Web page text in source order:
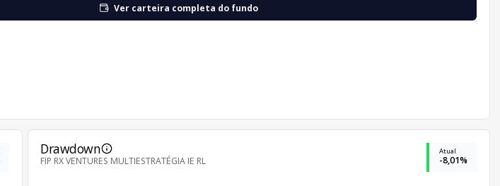
Ver carteira completa do fundo
Drawdown
FIP RX VENTURES MULTIESTRATÉGIA IE RL
Atual
-8,01%